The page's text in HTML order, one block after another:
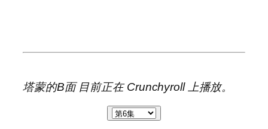
塔蒙的B面目前正在 Crunchyroll 上播放。